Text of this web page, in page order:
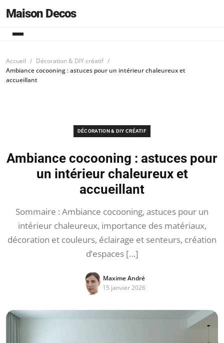
Maison Decos
Accueil
Décoration & DIY créatif
Ambiance cocooning : astuces pour un intérieur chaleureux et
accueillant
DÉCORATION & DIY CRÉATIF
Ambiance cocooning : astuces pour
un intérieur chaleureux et
accueillant
Sommaire : Ambiance cocooning, astuces pour un
intérieur chaleureux, importance des matériaux,
décoration et couleurs, éclairage et senteurs, création
d’espaces […]
Maxime André
15 janvier 2026